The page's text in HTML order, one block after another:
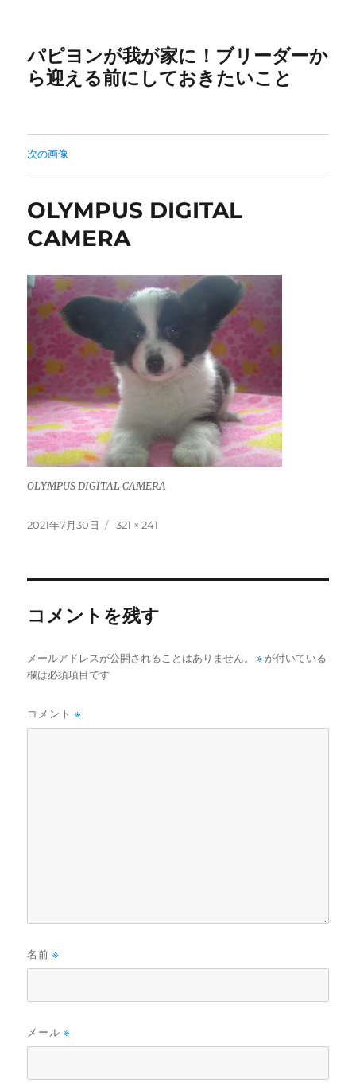
パピヨンが我が家に！ブリーダーか
ら迎える前にしておきたいこと
次の画像
OLYMPUS DIGITAL
CAMERA
OLYMPUS DIGITAL CAMERA
投
2021年7月30日
フ
321 × 241
コメントを残す
メールアドレスが公開されることはありません。 ※ が付いている
欄は必須項目です
コメント※
名前※
メール※